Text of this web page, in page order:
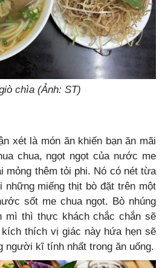
chìa (Ảnh: ST)
xét là món ăn khiến bạn ăn mãi
chua, ngọt ngọt của nước me
mỏng thêm tỏi phi. Nó có nét từa
miếng thịt bò đặt trên một
sốt me chua ngọt. Bò nhúng
mì thì thực khách chắc chắn sẽ
thích vị giác này hứa hẹn sẽ
người kĩ tính nhất trong ăn uống.